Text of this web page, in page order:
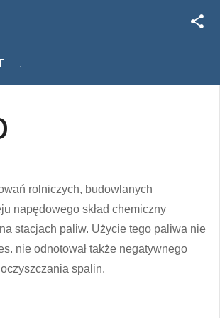
.
rolniczych, budowlanych
napędowego skład chemiczny
stacjach paliw. Użycie tego paliwa nie
nie odnotował także negatywnego
spalin.